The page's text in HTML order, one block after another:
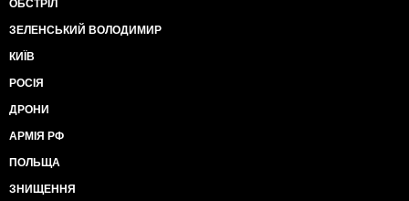
ОБСТРІЛ
ЗЕЛЕНСЬКИЙ ВОЛОДИМИР
КИЇВ
РОСІЯ
ДРОНИ
АРМІЯ РФ
ПОЛЬЩА
ЗНИЩЕННЯ